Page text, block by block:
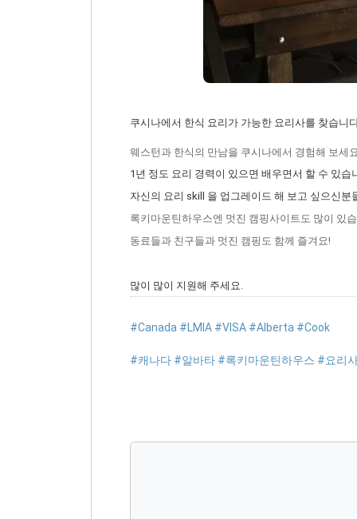
쿠시나에서 한식 요리가 가능한 요리사를 찾습니
웨스턴과 한식의 만남을 쿠시나에서 경험해 보세
1년 정도 요리 경력이 있으면 배우면서 할 수 있습
자신의 요리 skill 을 업그레이드 해 보고 싶으신분
록키마운틴하우스엔 멋진 캠핑사이트도 많이 있
동료들과 친구들과 멋진 캠핑도 함께 즐겨요!
많이 많이 지원해 주세요.
#Canada #LMIA #VISA #Alberta #Cook
#캐나다 #알바타 #록키마운틴하우스 #요리